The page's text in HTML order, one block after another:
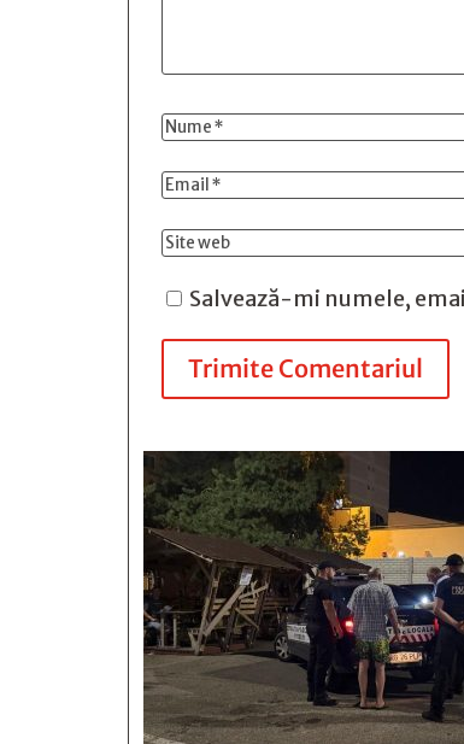
Salvează-mi numele,
Trimite Comentariul